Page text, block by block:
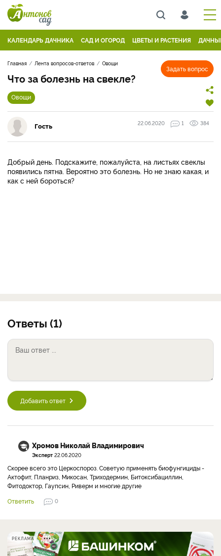
КАЛЕНДАРЬ ДАЧНИКА САД И ОГОРОД ЦВЕТЫ И РАСТЕНИЯ
Задать вопрос
Главная Лента вопросов-ответов Овощи
Что за болезнь на свекле?
Овощи
Гость 22.06.2020 1 384
Добрый день. Подскажите, пожалуйста, на листьях свеклы
появились пятна. Вероятно это болезнь. Но не знаю какая, и
как с ней бороться?
Ответы (1)
Добавить ответ
Хромов Николай Владимирович
Эксперт 22.06.2020
Скорее всего это Церкоспороз. Советую применять биофунгициды -
Актофит, Планриз, Микосан, Триходермин, Битоксибациллин,
Фитодоктор, Гаупсин, Риверм и многие другие
Ответить
0
РЕКЛАМА